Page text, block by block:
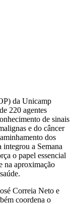
da Unicamp
220 agentes
de sinais
e do câncer
dos
a Semana
o papel essencial
na aproximação
Correia Neto e
coordena o